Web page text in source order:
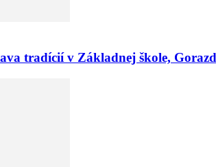
tradícií v Základnej škole,